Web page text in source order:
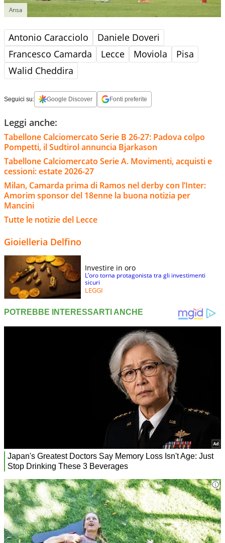
Ansa
Antonio Caracciolo
Daniele Doveri
Francesco Camarda
Lecce Moviola
Pisa
Walid Cheddira
Seguici su: Google Discover Fonti preferite
Leggi anche:
Tabellone Calciomercato Serie B 26-27: Padova colpo
Pompetti, il Sudtirol annuncia Bjarkason
Tabellone Calciomercato Serie A. Movimenti, acquisti e
cessioni: estate 2026-27
Milan, Camarda prima di Ramos nel derby con l’Inter:
Amorim sponsor del 18enne la buona notizia per
Mancini
Tutte le notizie del Lecce
Gioielleria Delfino
Investire in oro
L’oro torna protagonista tra gli investimenti
sicuri
LEGGI